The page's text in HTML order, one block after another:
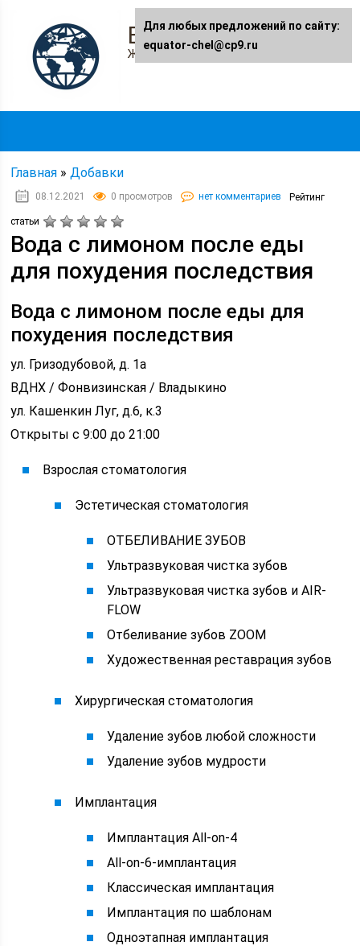
Equator-chel.ru
Женский журнал
Главная »Добавки
08.12.2021 0 просмотров нет комментариев Рейтинг
статьи
Вода с лимоном после еды
для похудения последствия
Вода с лимоном после еды для
похудения последствия
ул. Гризодубовой, д. 1а
ВДНХ / Фонвизинская / Владыкино
ул. Кашенкин Луг, д.6, к.3
Открыты с 9:00 до 21:00
Взрослая стоматология
Эстетическая стоматология
ОТБЕЛИВАНИЕ ЗУБОВ
Ультразвуковая чистка зубов
Ультразвуковая чистка зубов и AIR-
FLOW
Отбеливание зубов ZOOM
Художественная реставрация зубов
Хирургическая стоматология
Удаление зубов любой сложности
Удаление зубов мудрости
Имплантация
Имплантация All-on-4
All-on-6-имплантация
Классическая имплантация
Имплантация по шаблонам
Одноэтапная имплантация
Для любых предложений по сайту:
equator-chel@cp9.ru